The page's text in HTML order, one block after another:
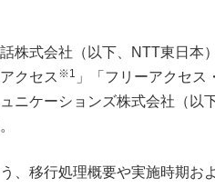
株式会社（以下、NTT東日本
クセス ※1 」「フリーアクセス
ニケーションズ株式会社（
う、移行処理概要や実施時期